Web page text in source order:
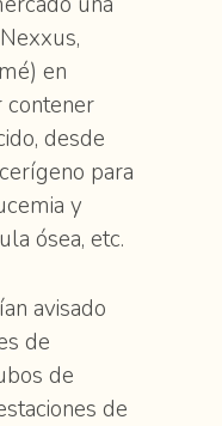
en
desde
para
y
ósea, etc.
avisado
de
de
de